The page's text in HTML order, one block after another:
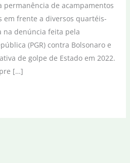
de acampamentos
em frente a diversos quartéis-
na denúncia feita pela
(PGR) contra Bolsonaro e
de golpe de Estado em 2022.
[…]